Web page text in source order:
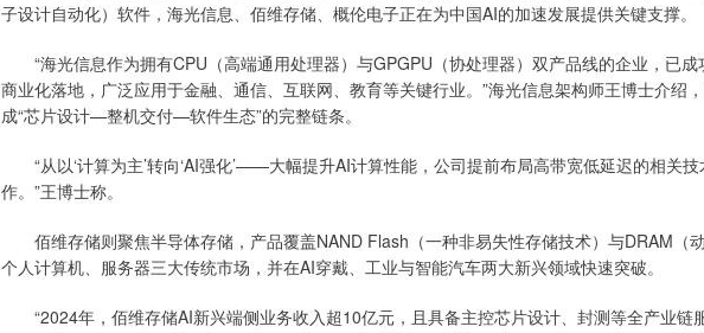
子设计自动化）软件，海光信息、佰维存储、概伦电子正在为中国AI的加速发展提供关键支撑。
“海光信息作为拥有CPU（高端通用处理器）与GPGPU（协处理器）双产品线的企业，已成
商业化落地，广泛应用于金融、通信、互联网、教育等关键行业。”海光信息架构师王博士介绍
成“芯片设计—整机交付—软件生态”的完整链条。
“从以‘计算为主’转向‘AI强化’——大幅提升AI计算性能，公司提前布局高带宽低延迟的相关
作。”王博士称。
佰维存储则聚焦半导体存储，产品覆盖NAND Flash（一种非易失性存储技术）与DRAM（动
个人计算机、服务器三大传统市场，并在AI穿戴、工业与智能汽车两大新兴领域快速突破。
“2024年，佰维存储AI新兴端侧业务收入超10亿元，且具备主控芯片设计、封测等全产业链